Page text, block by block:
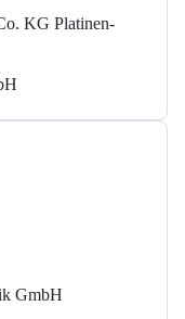
KG Platinen-
GmbH